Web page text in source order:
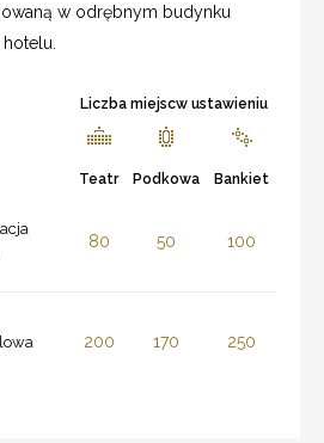
w odrębnym budynku
Liczba miejscw ustawieniu
Teatr Podkowa Bankiet
80 50 100
200 170 250